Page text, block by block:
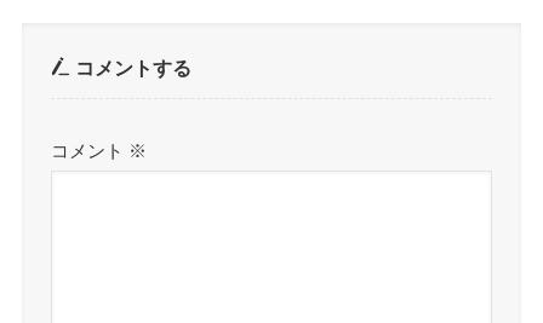
コメントする
コメント ※